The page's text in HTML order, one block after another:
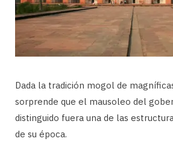
Dada la tradición mogol de
sorprende que el mausoleo del
distinguido fuera una de las
de su época.